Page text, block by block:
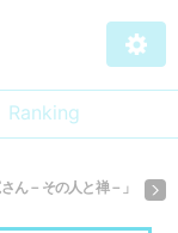
Ranking
ん－その人と禅－」